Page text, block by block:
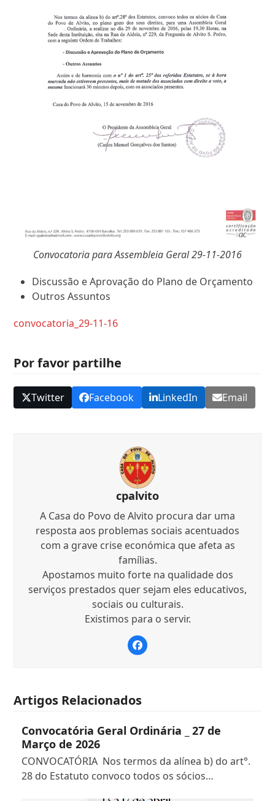
Convocatoria para Assembleia Geral 29-11-2016
Discussão e Aprovação do Plano de Orçamento
Outros Assuntos
convocatoria_29-11-16
Por favor partilhe
Twitter Facebook LinkedIn Email
cpalvito
A Casa do Povo de Alvito procura dar uma
resposta aos problemas sociais acentuados
com a grave crise económica que afeta as
famílias.
Apostamos muito forte na qualidade dos
serviços prestados quer sejam eles educativos,
sociais ou culturais.
Existimos para o servir.
Facebook
Artigos Relacionados
Convocatória Geral Ordinária _ 27 de
Março de 2026
CONVOCATÓRIA Nos termos da alínea b) do art°.
28 do Estatuto convoco todos os sócios…